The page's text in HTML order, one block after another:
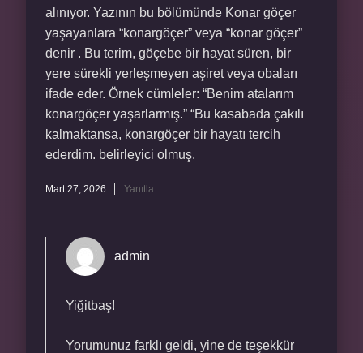
alınıyor. Yazının bu bölümünde Konar göçer
yaşayanlara “konargöçer” veya “konar göçer”
denir . Bu terim, göçebe bir hayat süren, bir
yere sürekli yerleşmeyen aşiret veya obaları
ifade eder. Örnek cümleler: “Benim atalarım
konargöçer yaşarlarmış.” “Bu kasabada çakılı
kalmaktansa, konargöçer bir hayatı tercih
ederdim. belirleyici olmuş.
Mart 27, 2026 Yanıtla
admin
Yiğitbaş!
Yorumunuz farklı geldi, yine de teşekkür